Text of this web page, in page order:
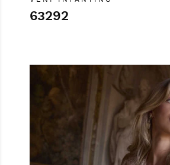
63292